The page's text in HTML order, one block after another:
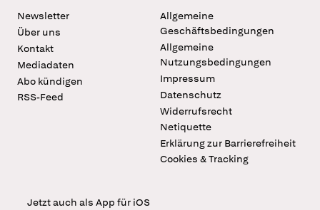
Newsletter
Über uns
Kontakt
Mediadaten
Abo kündigen
RSS-Feed
Allgemeine
Geschäftsbedingungen
Allgemeine
Nutzungsbedingungen
Impressum
Datenschutz
Widerrufsrecht
Netiquette
Erklärung zur Barrierefreiheit
Cookies & Tracking
Jetzt auch als App für iOS